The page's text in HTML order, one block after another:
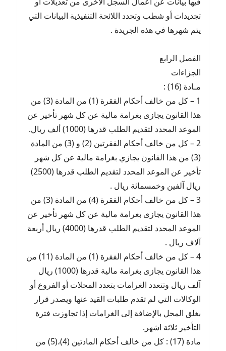
تجديدات أو شطب وتحدد اللائحة التنفيذية البيانات التي
يتم شهرها في هذه الجريدة .
الفصل الرابع
الجزاءات
مـادة (16) :
1 – كل من خالف أحكام الفقرة (1) من المادة (3) من
هذا القانون يجازى بغرامة مالية عن كل شهر تأخير عن
الموعد المحدد لتقديم الطلب قدرها (1000) ألف ريال.
2 – كل من خالف أحكام الفقرتين (2) و (3) من المادة
(3) من هذا القانون يجازي بغرامة مالية عن كل شهر
تأخير عن الموعد المحدد لتقديم الطلب قدرها (2500)
ريال آلفين وخمسمائة ريال .
3 – كل من خالف أحكام الفقرة (4) من المادة (3) من
هذا القانون يجازى بغرامة مالية عن كل شهر تأخير عن
الموعد المحدد لتقديم الطلب قدرها (4000) ريال أربعة
آلاف ريال .
4 – كل من خالف أحكام الفقرة (1) من المادة (11) من
هذا القانون يجازى بغرامة مالية قدرها (1000) ريال
آلف ريال وتتعدد الغرامات بتعدد المحلات أو الفروع أو
الوكالات التي لم تقدم طلبات القيد عنها ويصدر قرار
بغلق المحل بالإضافة إلى الغرامات إذا تجاوزت فترة
التأخير ثلاثة اشهر.
مادة (17) : كل من خالف أحكام المادتين (4)،(5) من